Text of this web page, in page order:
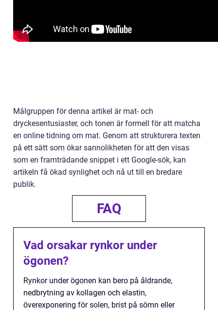
Målgruppen för denna artikel är mat- och
dryckesentusiaster, och tonen är formell för att matcha
en online tidning om mat. Genom att strukturera texten
på ett sätt som ökar sannolikheten för att den visas
som en framträdande snippet i ett Google-sök, kan
artikeln få ökad synlighet och nå ut till en bredare
publik.
FAQ
Vad orsakar rynkor under
ögonen?
Rynkor under ögonen kan bero på åldrande,
nedbrytning av kollagen och elastin,
överexponering för solen, brist på sömn eller